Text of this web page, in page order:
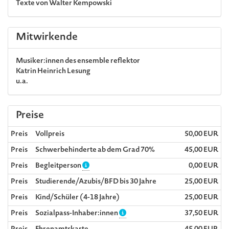
Texte von Walter Kempowski
Mitwirkende
Musiker:innen des ensemble reflektor
Katrin HeinrichLesung
u.a.
Preise
Preis Vollpreis
50,00 EUR
Preis
Schwerbehinderte ab dem Grad 70%
45,00 EUR
Preis
Begleitperson
0,00 EUR
Preis
Studierende/Azubis/BFD bis 30 Jahre
25,00 EUR
Preis
Kind/Schüler (4-18 Jahre)
25,00 EUR
Preis
Sozialpass-Inhaber:innen
37,50 EUR